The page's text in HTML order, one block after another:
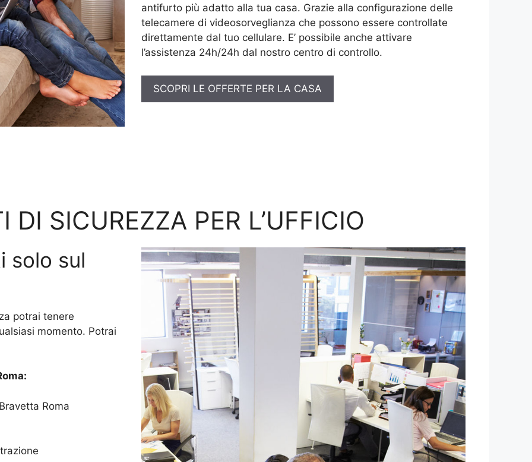
antifurto più adatto alla tua casa. Grazie alla configurazione delle
telecamere di videosorveglianza che possono essere controllate
direttamente dal tuo cellulare. E’ possibile anche attivare
l’assistenza 24h/24h dal nostro centro di controllo.
SCOPRI LE OFFERTE PER LA CASA
DI SICUREZZA PER L’UFFICIO
solo sul
potrai tenere
momento. Potrai
Roma